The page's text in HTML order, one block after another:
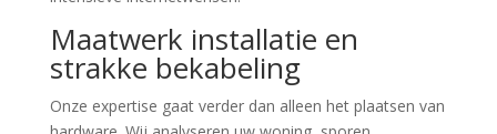
Maatwerk installatie en
strakke bekabeling
Onze expertise gaat verder dan alleen het plaatsen van